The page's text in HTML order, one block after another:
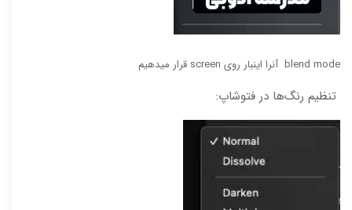
blend mode آنرا اینبار روی screen قرار میدهیم
تنظیم رنگ‌ها در فتوشاپ: